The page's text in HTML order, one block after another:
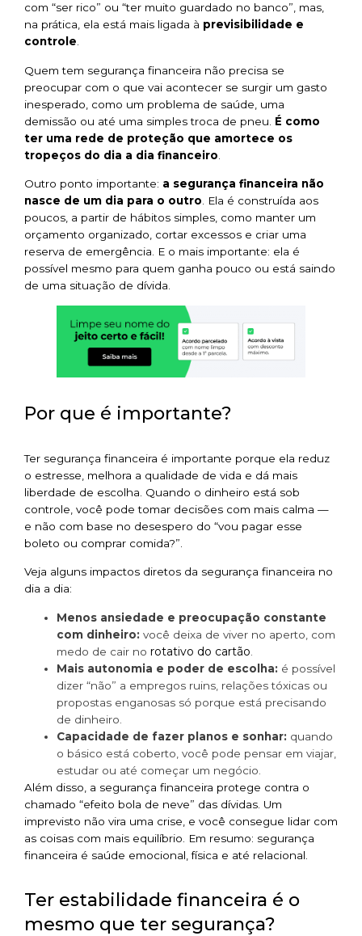
com “ser rico” ou “ter muito guardado no banco”, mas,
na prática, ela está mais ligada à previsibilidade e
controle.
Quem tem segurança financeira não precisa se
preocupar com o que vai acontecer se surgir um gasto
inesperado, como um problema de saúde, uma
demissão ou até uma simples troca de pneu. É como
ter uma rede de proteção que amortece os
tropeços do dia a dia financeiro
Outro ponto importante: a segurança financeira não
nasce de um dia para o outro . Ela é construída aos
poucos, a partir de hábitos simples, como manter um
orçamento organizado, cortar excessos e criar uma
reserva de emergência. E o mais importante: ela é
possível mesmo para quem ganha pouco ou está saindo
de uma situação de dívida.
Por que é importante?
Ter segurança financeira é importante porque ela reduz
o estresse, melhora a qualidade de vida e dá mais
liberdade de escolha. Quando o dinheiro está sob
controle, você pode tomar decisões com mais calma —
e não com base no desespero do “vou pagar esse
boleto ou comprar comida?”.
Veja alguns impactos diretos da segurança financeira no
dia a dia:
Menos ansiedade e preocupação constante
com dinheiro: você deixa de viver no aperto, com
medo de cair no rotativo do cartão
Mais autonomia e poder de escolha: é possível
dizer “não” a empregos ruins, relações tóxicas ou
propostas enganosas só porque está precisando
de dinheiro.
Capacidade de fazer planos e sonhar: quando
o básico está coberto, você pode pensar em viajar,
estudar ou até começar um negócio.
Além disso, a segurança financeira protege contra o
chamado “efeito bola de neve” das dívidas. Um
imprevisto não vira uma crise, e você consegue lidar com
as coisas com mais equilíbrio. Em resumo: segurança
financeira é saúde emocional, física e até relacional.
Ter estabilidade financeira é o
mesmo que ter segurança?